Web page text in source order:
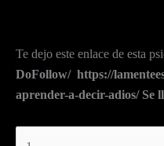
Te dejo este enlace de esta
DoFollow/ https://
aprender-a-decir-adios/